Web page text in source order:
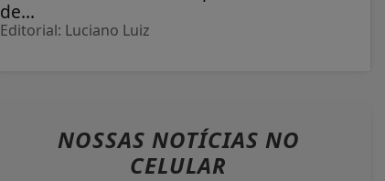
de...
Editorial: Luciano Luiz
NOSSAS NOTÍCIAS NO
CELULAR